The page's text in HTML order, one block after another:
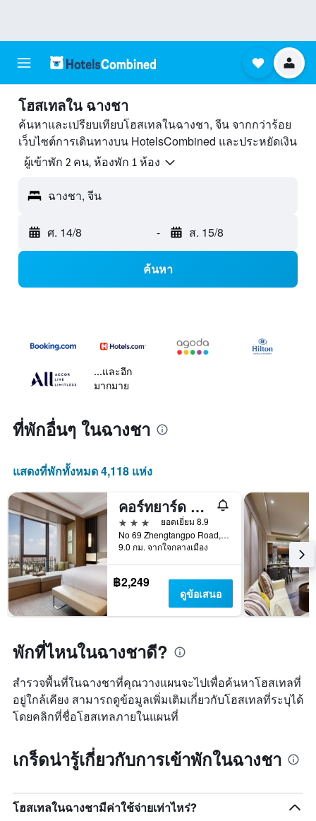
โฮสเทลใน ฉางชา
ค้นหาและเปรียบเทียบโฮสเทลในฉางชา, จีน จากกว่าร้อย
เว็บไซต์การเดินทางบน HotelsCombined และประหยัดเงิน
ผู้เข้าพัก 2 คน, ห้องพัก 1 ห้อง
ฉางชา, จีน
ศ. 14/8 - ส. 15/8
ค้นหา
...และอีก
มากมาย
ที่พักอื่นๆ ในฉางชา
แสดงที่พักทั้งหมด 4,118 แห่ง
คอร์ทยาร์ด บาย มาริออท ฉางชา ใต้
3 ดาว
ยอดเยี่ยม 8.9
No 69 Zhengtangpo Road, Yuhua District, ฉางชา, จีน
9.0 กม. จากใจกลางเมือง
฿2,249
ดูข้อเสนอ
พักที่ไหนในฉางชาดี?
สำรวจพื้นที่ในฉางชาที่คุณวางแผนจะไปเพื่อค้นหาโฮสเทลที่
อยู่ใกล้เคียง สามารถดูข้อมูลเพิ่มเติมเกี่ยวกับโฮสเทลที่ระบุได้
โดยคลิกที่ชื่อโฮสเทลภายในแผนที่
เกร็ดน่ารู้เกี่ยวกับการเข้าพักในฉางชา
โฮสเทลในฉางชามีค่าใช้จ่ายเท่าไหร่?